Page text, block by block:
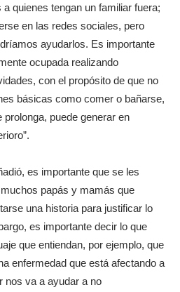
quienes tengan un familiar fuera;
en las redes sociales, pero
ayudarlos. Es importante
ocupada realizando
con el propósito de que no
básicas como comer o bañarse,
puede generar en
es importante que se les
papás y mamás que
una historia para justificar lo
es importante decir lo que
que entiendan, por ejemplo, que
enfermedad que está afectando a
nos va a ayudar a no